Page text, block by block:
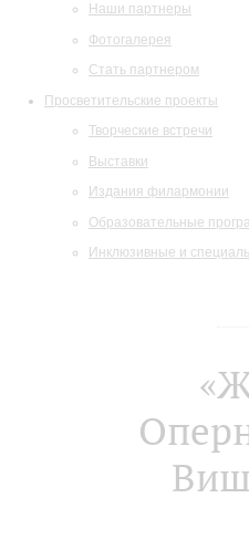
Наши партнеры
Фотогалерея
Стать партнером
Просветительские проекты
Творческие встречи
Выставки
Издания филармонии
Образовательные
Инклюзивные и